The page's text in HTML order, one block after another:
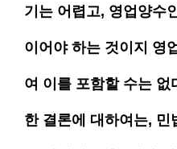
기는 어렵고, 영업양수
이어야 하는 것이지 영
여 이를 포함할 수는
한 결론에 대하여는, 민